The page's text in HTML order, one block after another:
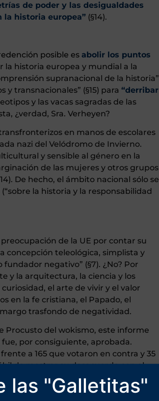
las "Galletitas"
de poder y las desigualdades
la historia europea” (§14).
posible es abolir los puntos
la historia europea y mundial a la
supranacional de la historia”
y transnacionales” (§15) para “derribar
y las vacas sagradas de las
¿verdad, Sra. Verheyen?
en manos de escolares
nazi del Velódromo de Invierno.
y sensible al género en la
de las mujeres y otros grupos
De hecho, el ámbito nacional sólo se
la historia y la responsabilidad
de la UE por contar su
concepción teleológica, simplista y
negativo” (§7). ¿No? Por
y la arquitectura, la ciencia y los
el arte de vivir y el valor
en la fe cristiana, el Papado, el
trasfondo de negatividad.
Procusto del wokismo, este informe
por consiguiente, aprobada.
a 165 que votaron en contra y 35
de mostrar su desacuerdo con el
mismo grupo, el PPE. Pero dada la
en cada generación, lo cual